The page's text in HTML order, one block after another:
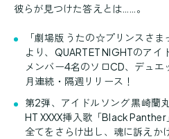
彼らが見つけた答えとは……。
「劇場版 うたの☆プリンスさま
より、QUARTET NIGHTのアイ
メンバー4名のソロCD、デュ
月連続・隔週リリース！
第2弾、アイドルソング 黒崎蘭
HT XXXX挿入歌「Black Panther
全てをさらけ出し、魂に訴えか